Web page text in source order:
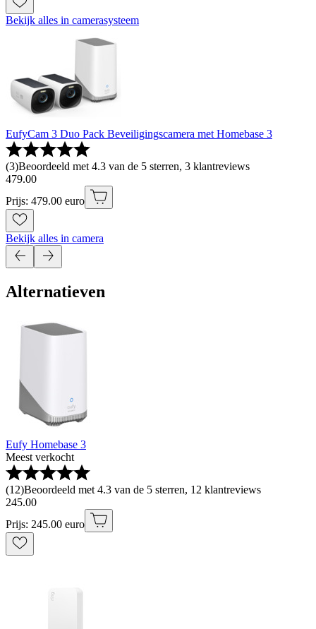
Bekijk alles in camerasysteem
EufyCam 3 Duo Pack Beveiligingscamera met Homebase 3
(3)Beoordeeld met 4.3 van de 5 sterren, 3 klantreviews
479.00
Prijs: 479.00 euro
Bekijk alles in camera
Alternatieven
Eufy Homebase 3
Meest verkocht
(12)Beoordeeld met 4.3 van de 5 sterren, 12 klantreviews
245.00
Prijs: 245.00 euro